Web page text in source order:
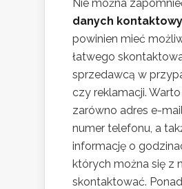
Nie można
danych
powinien mieć
łatwego
sprzedawcą w
czy reklamacji.
zarówno adres e-
numer telefonu, a
informację o
których można się z
skontaktować.